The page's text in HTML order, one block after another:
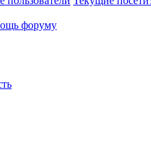
форуму